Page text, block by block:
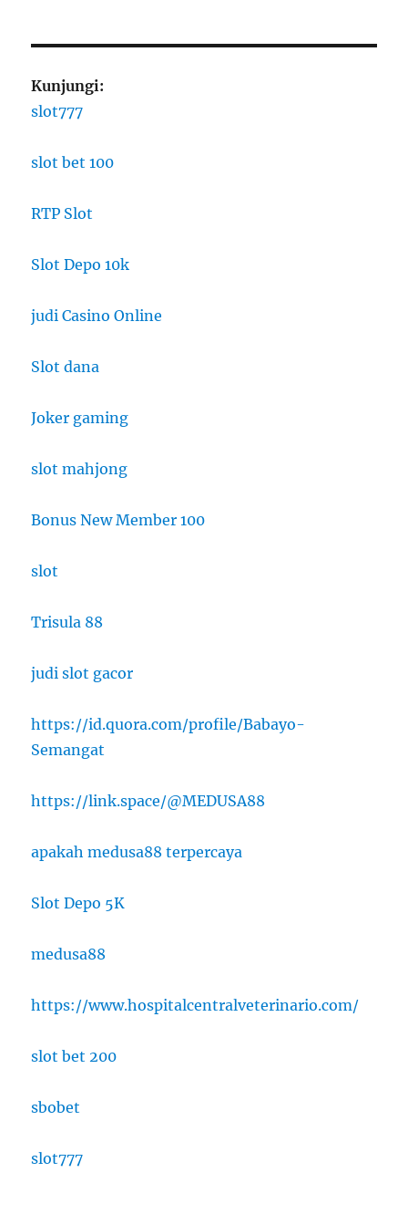
Kunjungi:
slot777
slot bet 100
RTP Slot
Slot Depo 10k
judi Casino Online
Slot dana
Joker gaming
slot mahjong
Bonus New Member 100
slot
Trisula 88
judi slot gacor
https://id.quora.com/profile/Babayo-
Semangat
https://link.space/@MEDUSA88
apakah medusa88 terpercaya
Slot Depo 5K
medusa88
https://www.hospitalcentralveterinario.com/
slot bet 200
sbobet
slot777